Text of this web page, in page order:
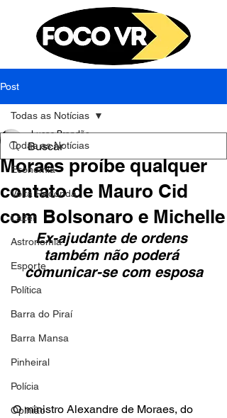
Post
Todas as Notícias
Economia
Volta Redonda
Lazer
Astronomia
Esporte
Política
Barra do Piraí
Barra Mansa
Pinheiral
Polícia
Opinião
Todas as Notícias
Moraes proíbe qualquer
contato de Mauro Cid
com Bolsonaro e Michelle
Lucas Brandão
26 de ago. de 2023
Ex-ajudante de ordens
também não poderá
comunicar-se com esposa
O ministro Alexandre de Moraes, do